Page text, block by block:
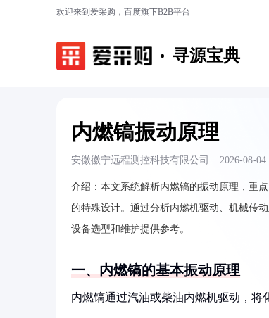
欢迎来到爱采购，百度旗下B2B平台
寻源宝典
内燃镐振动原理
安徽徽宁远程测控科技有限公司 · 2026-08-04
介绍： 本文系统解析内燃镐的振动原理，重
的特殊设计。通过分析内燃机驱动、机械传
设备选型和维护提供参考。
一、内燃镐的基本振动原理
内燃镐通过汽油或柴油内燃机驱动，将